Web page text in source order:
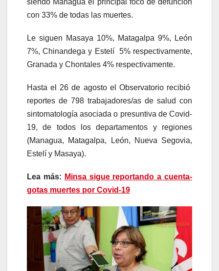
siendo Managua el principal foco de defunción
con 33% de todas las muertes.
Le siguen Masaya 10%, Matagalpa 9%, León
7%, Chinandega y Estelí 5% respectivamente,
Granada y Chontales 4% respectivamente.
Hasta el 26 de agosto el Observatorio recibió
reportes de 798 trabajadores/as de salud con
sintomatología asociada o presuntiva de Covid-
19, de todos los departamentos y regiones
(Managua, Matagalpa, León, Nueva Segovia,
Estelí y Masaya).
Lea más: Minsa sigue reportando a cuenta-
gotas muertes por Covid-19